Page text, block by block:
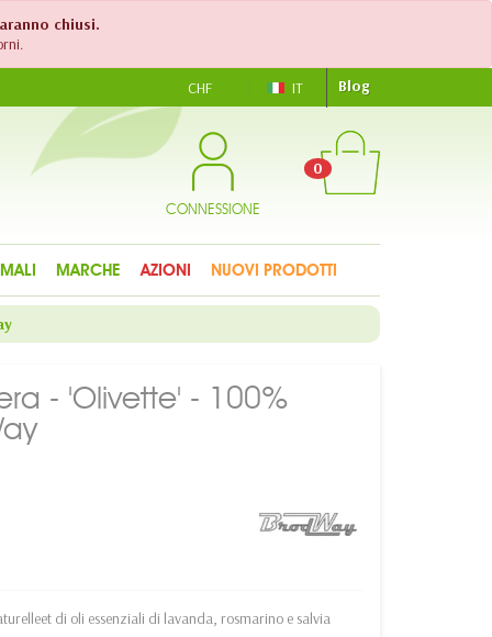
chiusi.
CHF IT Blog
CONNESSIONE
0
MARCHE AZIONI NUOVI PRODOTTI
- 'Olivette' - 100%
di oli essenziali di lavanda, rosmarino e salvia